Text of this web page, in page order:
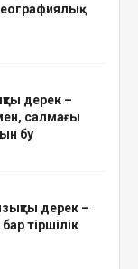
дерек –
салмағы
бу
дерек –
тіршілік